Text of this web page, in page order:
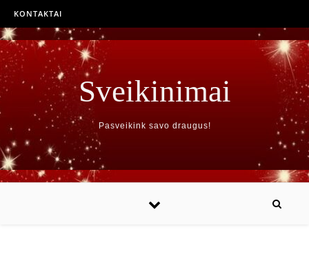
KONTAKTAI
Sveikinimai
Pasveikink savo draugus!